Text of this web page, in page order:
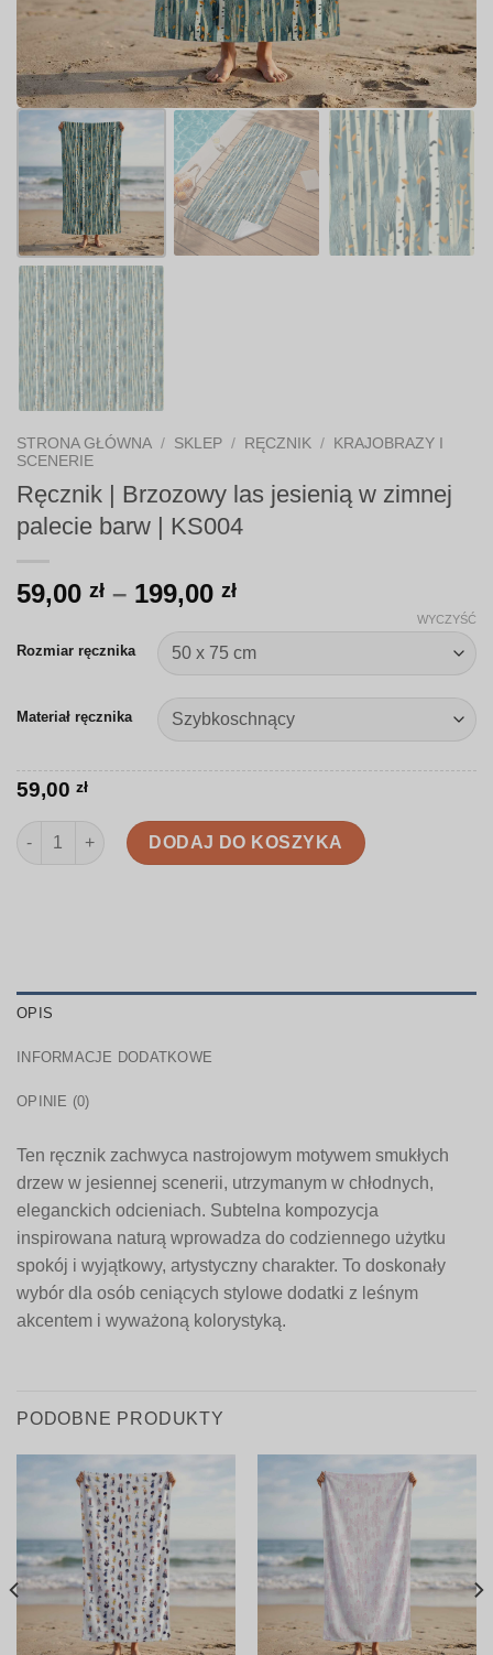
STRONA GŁÓWNA / SKLEP / RĘCZNIK /
KRAJOBRAZY I
SCENERIE
Ręcznik | Brzozowy las jesienią w zimnej
palecie barw | KS004
59,00 zł – 199,00 złZakres
od
59,00 zł
do
199,00 zł
Rozmiar ręcznika
Materiał ręcznika
WYCZYŚĆ
59,00 zł
ilość Ręcznik | Brzozowy las jesienią w zimnej palecie barw |
DODAJ DO KOSZYKA
OPIS
INFORMACJE DODATKOWE
OPINIE (0)
Ten ręcznik zachwyca nastrojowym motywem smukłych
drzew w jesiennej scenerii, utrzymanym w chłodnych,
eleganckich odcieniach. Subtelna kompozycja
inspirowana naturą wprowadza do codziennego użytku
spokój i wyjątkowy, artystyczny charakter. To doskonały
wybór dla osób ceniących stylowe dodatki z leśnym
akcentem i wyważoną kolorystyką.
PODOBNE PRODUKTY